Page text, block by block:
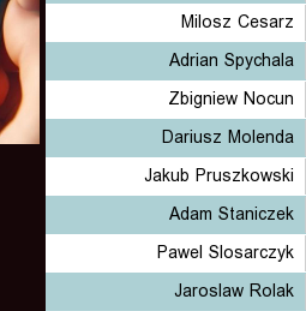
Milosz Cesarz
Adrian Spychala
Zbigniew Nocun
Dariusz Molenda
Jakub Pruszkowski
Adam Staniczek
Pawel Slosarczyk
Jaroslaw Rolak